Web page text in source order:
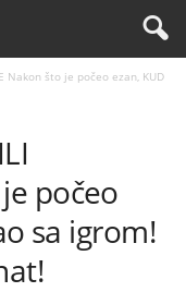
Nakon što je počeo ezan, KUD
počeo
sa igrom!